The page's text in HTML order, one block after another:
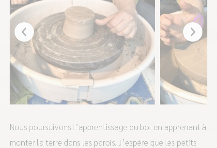
Nous poursuivons l’apprentissage du bol en apprenant à
monter la terre dans les parois. J’espère que les petits